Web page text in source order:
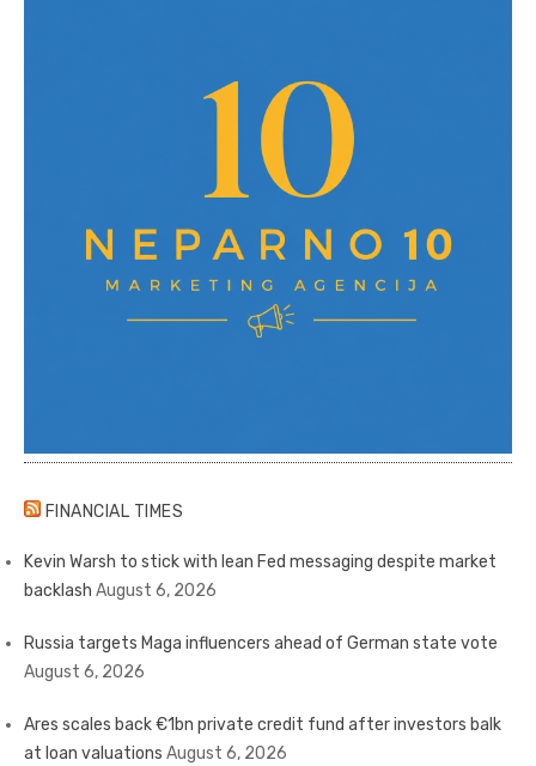
FINANCIAL TIMES
Kevin Warsh to stick with lean Fed messaging despite market
backlash August 6, 2026
Russia targets Maga influencers ahead of German state vote
August 6, 2026
Ares scales back €1bn private credit fund after investors balk
at loan valuations August 6, 2026